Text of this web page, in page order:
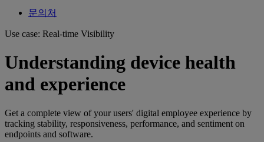
문의처
Use case: Real-time Visibility
Understanding device health
and experience
Get a complete view of your users' digital employee experience by
tracking stability, responsiveness, performance, and sentiment on
endpoints and software.